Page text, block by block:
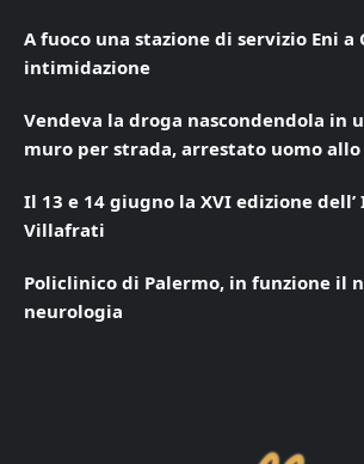
A fuoco una stazione di servizio Eni a
intimidazione
Vendeva la droga nascondendola in
muro per strada, arrestato uomo allo
Il 13 e 14 giugno la XVI edizione
Villafrati
Policlinico di Palermo, in funzione il
neurologia